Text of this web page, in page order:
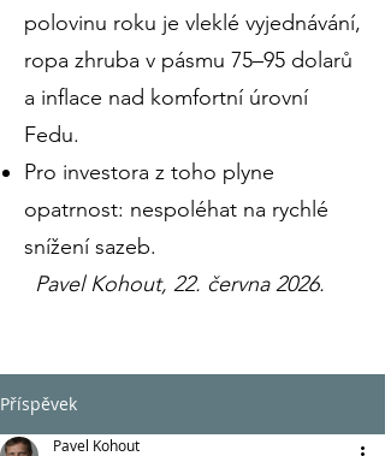
polovinu roku je vleklé vyjednávání,
ropa zhruba v pásmu 75–95 dolarů
a inflace nad komfortní úrovní
Fedu.
Pro investora z toho plyne
opatrnost: nespoléhat na rychlé
snížení sazeb.
Pavel Kohout, 22. června 2026.
Příspěvek
Pavel Kohout